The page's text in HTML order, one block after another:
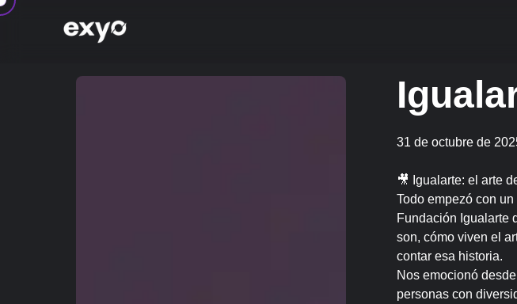
31 de octubre de
🎥 Igualarte: el arte
Todo empezó con
Fundación Igualarte
son, cómo viven el
contar esa historia.
Nos emocionó
personas con